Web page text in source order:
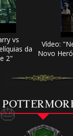
vs
da
2"
Vídeo:
Novo